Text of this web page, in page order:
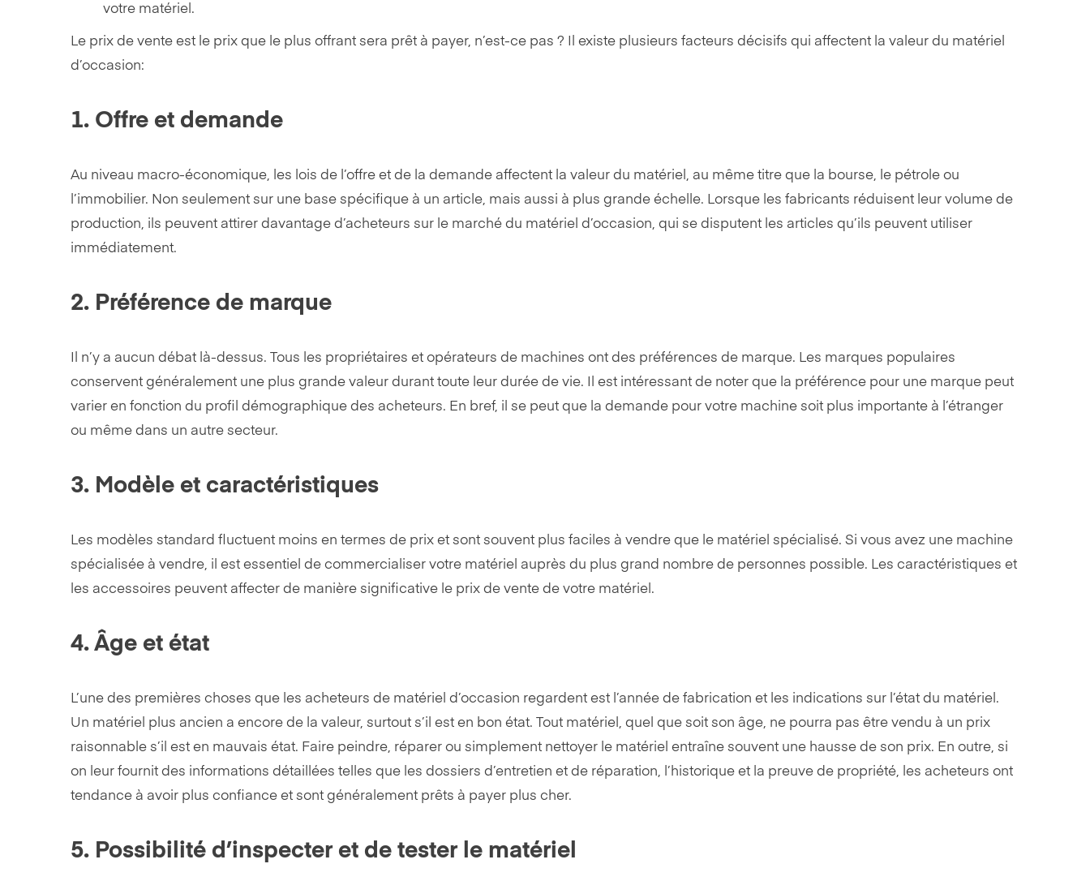
votre matériel.
Le prix de vente est le prix que le plus offrant sera prêt à payer, n’est-ce pas ? Il existe plusieurs facteurs décisifs qui affectent la valeur du matériel
d’occasion:
1. Offre et demande
Au niveau macro-économique, les lois de l’offre et de la demande affectent la valeur du matériel, au même titre que la bourse, le pétrole ou
l’immobilier. Non seulement sur une base spécifique à un article, mais aussi à plus grande échelle. Lorsque les fabricants réduisent leur volume de
production, ils peuvent attirer davantage d’acheteurs sur le marché du matériel d’occasion, qui se disputent les articles qu’ils peuvent utiliser
immédiatement.
2. Préférence de marque
Il n’y a aucun débat là-dessus. Tous les propriétaires et opérateurs de machines ont des préférences de marque. Les marques populaires
conservent généralement une plus grande valeur durant toute leur durée de vie. Il est intéressant de noter que la préférence pour une marque peut
varier en fonction du profil démographique des acheteurs. En bref, il se peut que la demande pour votre machine soit plus importante à l’étranger
ou même dans un autre secteur.
3. Modèle et caractéristiques
Les modèles standard fluctuent moins en termes de prix et sont souvent plus faciles à vendre que le matériel spécialisé. Si vous avez une machine
spécialisée à vendre, il est essentiel de commercialiser votre matériel auprès du plus grand nombre de personnes possible. Les caractéristiques et
les accessoires peuvent affecter de manière significative le prix de vente de votre matériel.
4. Âge et état
L’une des premières choses que les acheteurs de matériel d’occasion regardent est l’année de fabrication et les indications sur l’état du matériel.
Un matériel plus ancien a encore de la valeur, surtout s’il est en bon état. Tout matériel, quel que soit son âge, ne pourra pas être vendu à un prix
raisonnable s’il est en mauvais état. Faire peindre, réparer ou simplement nettoyer le matériel entraîne souvent une hausse de son prix. En outre, si
on leur fournit des informations détaillées telles que les dossiers d’entretien et de réparation, l’historique et la preuve de propriété, les acheteurs ont
tendance à avoir plus confiance et sont généralement prêts à payer plus cher.
5. Possibilité d’inspecter et de tester le matériel